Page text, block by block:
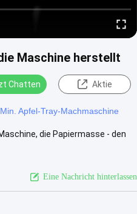
Maschine herstellt
Chatten Aktie
Apfel-Tray-Machmaschine
die Papiermasse - den
Eine Nachricht hinterlassen